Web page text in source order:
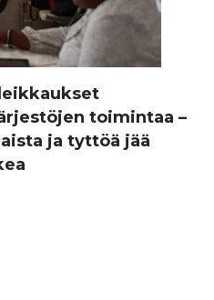
toimintaa –
ja tyttöä jää